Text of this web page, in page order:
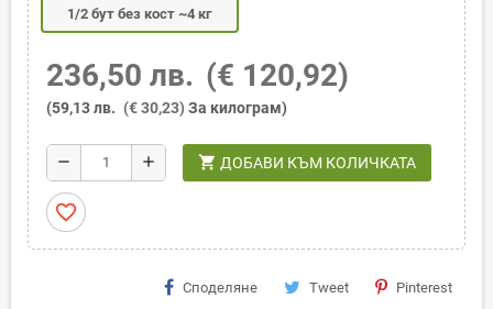
1/2 бут без кост ~4 кг
236,50 лв. (€ 120,92)
(59,13 лв. (€ 30,23) За килограм)
remove add shopping_cart ДОБАВИ КЪМ КОЛИЧКАТА
favorite_border
Споделяне Tweet Pinterest